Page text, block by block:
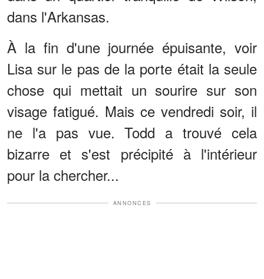
dans l'Arkansas.
À la fin d'une journée épuisante, voir
Lisa sur le pas de la porte était la seule
chose qui mettait un sourire sur son
visage fatigué. Mais ce vendredi soir, il
ne l'a pas vue. Todd a trouvé cela
bizarre et s'est précipité à l'intérieur
pour la chercher...
ANNONCES